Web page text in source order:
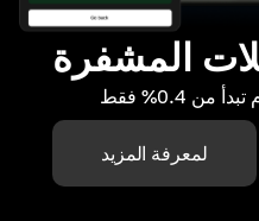
المشفرة
0.4% فقط
لمعرفة المزيد